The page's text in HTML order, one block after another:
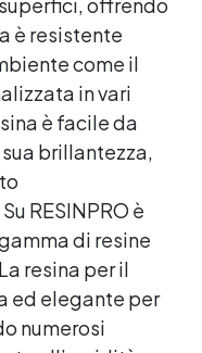
è resistente
come il
in vari
è facile da
brillantezza,
RESINPRO è
di resine
resina per il
ed elegante per
numerosi